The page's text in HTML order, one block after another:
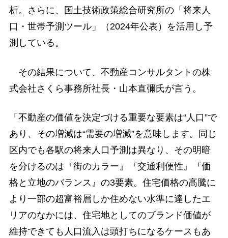
析。さらに、国土技術政策総合研究所の「将来人
口・世帯予測ツール」（2024年公表）を活用し予
測している。
その結果について、不動産コンサルタントの株
式会社さくら事務所社長・山本直彌氏が言う。
「不動産の価値を決定づける重要な要素は“人口”で
あり、その増減は“需要の増減”を意味します。同じ
区内でも各駅の将来人口予測は異なり、その明暗
を分けるのは『街のカラー』『交通利便性』『価
格と立地のバランス』の3要素。住宅価格の高騰に
より一部の超富裕層しか住めない水準に達したエ
リアのなかには、住宅地としてのブランド価値が
維持できても人口流入は頭打ちになるケースもあ